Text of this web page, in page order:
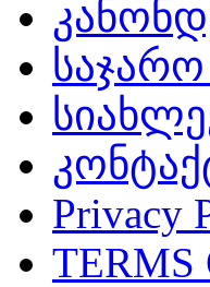
Privacy
TERMS